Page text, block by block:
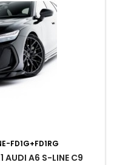
FD1G+FD1RG
AUDI A6 S-LINE C9